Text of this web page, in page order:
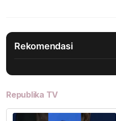
Rekomendasi
Republika TV